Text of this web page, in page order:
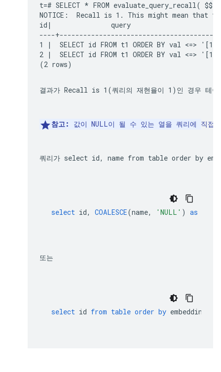
t=# SELECT * FROM evaluate_query_recall(
NOTICE:  Recall is 1. This might mean that
id|               query
----
1 |  SELECT id FROM t1 ORDER BY val
2 |  SELECT id FROM t1 ORDER BY val
결과가 Recall is 1 (쿼리의 재현율이 1 )인 경우 테이
참고: 값이 NULL이 될 수 있는 열을 쿼리에 직접
쿼리가 select id, name from table order by
select id, COALESCE(name, 'NULL' ) as
또는
select id from table order by embedding